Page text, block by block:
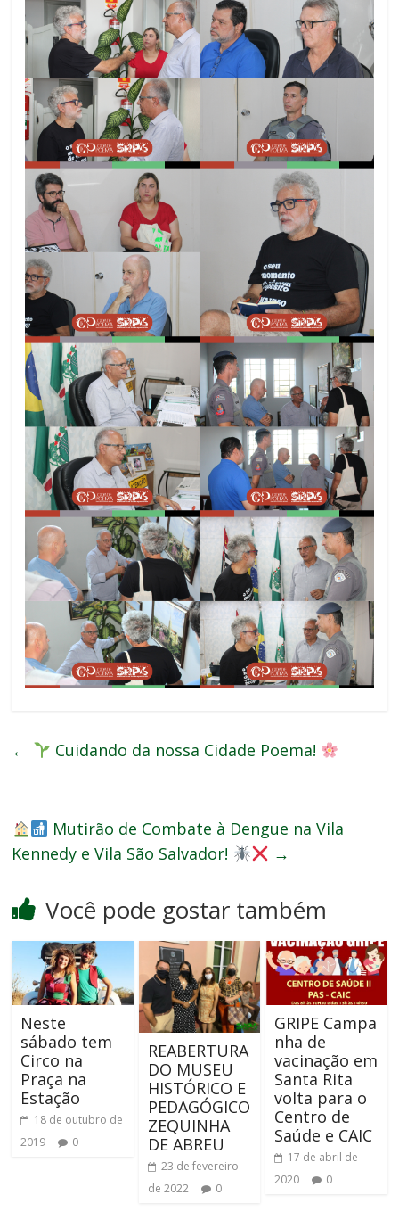
← Cuidando da nossa Cidade Poema!
Mutirão de Combate à Dengue na Vila
Kennedy e Vila São Salvador!
→
Você pode gostar também
Neste
sábado tem
Circo na
Praça na
Estação
18 de outubro de
2019
0
REABERTURA
DO MUSEU
HISTÓRICO E
PEDAGÓGICO
ZEQUINHA
DE ABREU
23 de fevereiro
de 2022
0
GRIPE Campa
nha de
vacinação em
Santa Rita
volta para o
Centro de
Saúde e CAIC
17 de abril de
2020
0